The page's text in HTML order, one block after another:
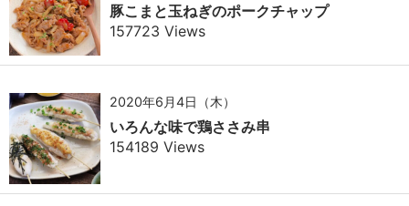
豚こまと玉ねぎのポークチャップ
157723 Views
2020年6月4日（木）
いろんな味で鶏ささみ串
154189 Views